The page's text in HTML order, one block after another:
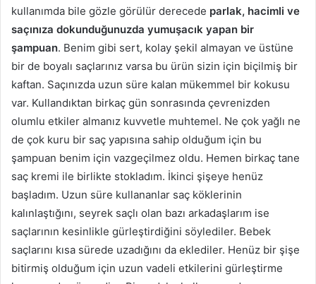
kullanımda bile gözle görülür derecede parlak, hacimli ve
saçınıza dokunduğunuzda yumuşacık yapan bir
şampuan. Benim gibi sert, kolay şekil almayan ve üstüne
bir de boyalı saçlarınız varsa bu ürün sizin için biçilmiş bir
kaftan. Saçınızda uzun süre kalan mükemmel bir kokusu
var. Kullandıktan birkaç gün sonrasında çevrenizden
olumlu etkiler almanız kuvvetle muhtemel. Ne çok yağlı ne
de çok kuru bir saç yapısına sahip olduğum için bu
şampuan benim için vazgeçilmez oldu. Hemen birkaç tane
saç kremi ile birlikte stokladım. İkinci şişeye henüz
başladım. Uzun süre kullananlar saç köklerinin
kalınlaştığını, seyrek saçlı olan bazı arkadaşlarım ise
saçlarının kesinlikle gürleştirdiğini söylediler. Bebek
saçlarını kısa sürede uzadığını da eklediler. Henüz bir şişe
bitirmiş olduğum için uzun vadeli etkilerini gürleştirme